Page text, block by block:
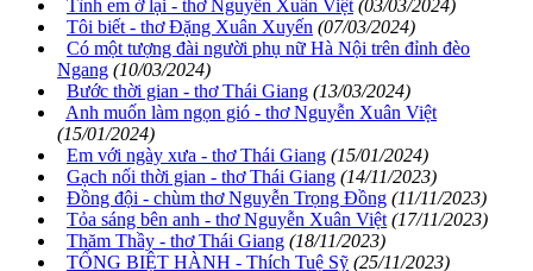
Tình em ở lại - thơ Nguyễn Xuân Việt (03/03/2024)
Tôi biết - thơ Đặng Xuân Xuyến (07/03/2024)
Có một tượng đài người phụ nữ Hà Nội trên đỉnh đèo
Ngang (10/03/2024)
Bước thời gian - thơ Thái Giang (13/03/2024)
Anh muốn làm ngọn gió - thơ Nguyễn Xuân Việt
(15/01/2024)
Em với ngày xưa - thơ Thái Giang (15/01/2024)
Gạch nối thời gian - thơ Thái Giang (14/11/2023)
Đồng đội - chùm thơ Nguyễn Trọng Đồng (11/11/2023)
Tỏa sáng bên anh - thơ Nguyễn Xuân Việt (17/11/2023)
Thăm Thầy - thơ Thái Giang (18/11/2023)
TỐNG BIỆT HÀNH - Thích Tuệ Sỹ (25/11/2023)